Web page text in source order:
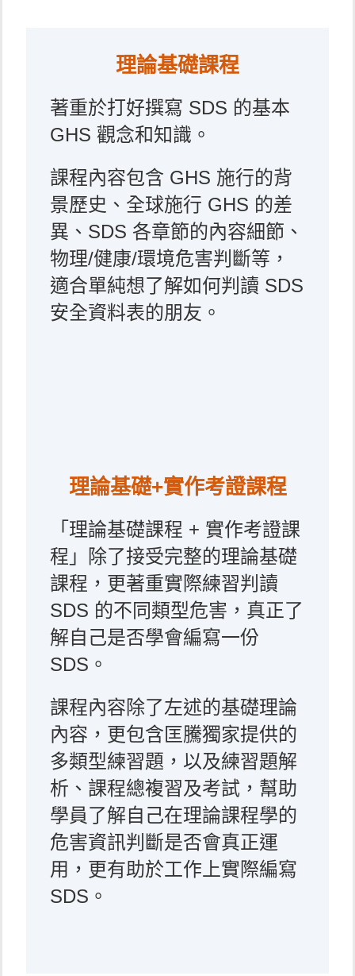
理論基礎課程
著重於打好撰寫 SDS 的基本
GHS 觀念和知識。
課程內容包含 GHS 施行的背
景歷史、全球施行 GHS 的差
異、SDS 各章節的內容細節、
物理/健康/環境危害判斷等，
適合單純想了解如何判讀 SDS
安全資料表的朋友。
理論基礎+實作考證課程
「理論基礎課程 + 實作考證課
程」除了接受完整的理論基礎
課程，更著重實際練習判讀
SDS 的不同類型危害，真正了
解自己是否學會編寫一份
SDS。
課程內容除了左述的基礎理論
內容，更包含匡騰獨家提供的
多類型練習題，以及練習題解
析、課程總複習及考試，幫助
學員了解自己在理論課程學的
危害資訊判斷是否會真正運
用，更有助於工作上實際編寫
SDS。